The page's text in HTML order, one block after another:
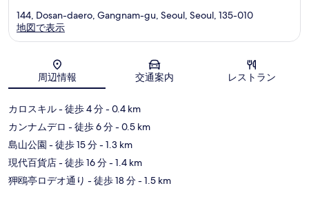
地図
144, Dosan-daero, Gangnam-gu, Seoul, Seoul, 135-010
地図で表示
周辺情報 交通案内 レストラン
カロスキル- 徒歩 4 分- 0.4 km
カンナムデロ - 徒歩 6 分- 0.5 km
島山公園 - 徒歩 15 分- 1.3 km
現代百貨店- 徒歩 16 分- 1.4 km
狎鴎亭ロデオ通り - 徒歩 18 分- 1.5 km